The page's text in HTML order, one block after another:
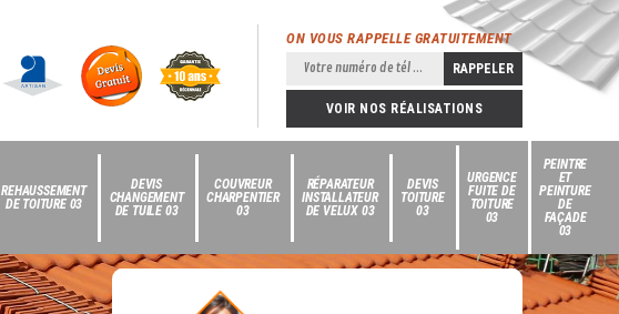
ON VOUS RAPPELLE GRATUITEMENT
VOIR NOS RÉALISATIONS
REHAUSSEMENT
DE TOITURE 03
DEVIS
CHANGEMENT
DE TUILE 03
COUVREUR
CHARPENTIER
03
RÉPARATEUR
INSTALLATEUR
DE VELUX 03
DEVIS
TOITURE
03
URGENCE
FUITE DE
TOITURE
03
PEINTRE
ET
PEINTURE
DE
FAÇADE
03